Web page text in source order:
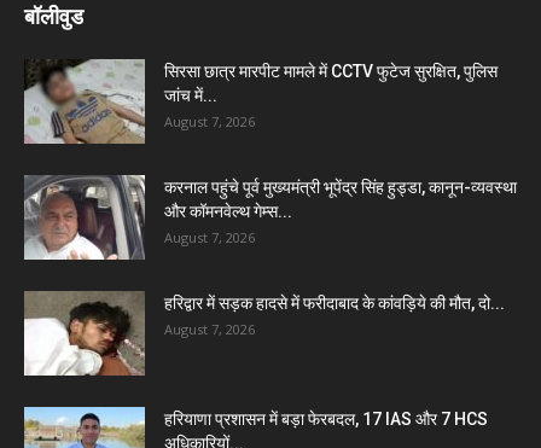
बॉलीवुड
सिरसा छात्र मारपीट मामले में CCTV फुटेज सुरक्षित, पुलिस
जांच में...
August 7, 2026
करनाल पहुंचे पूर्व मुख्यमंत्री भूपेंद्र सिंह हुड्डा, कानून-व्यवस्था
और कॉमनवेल्थ गेम्स...
August 7, 2026
हरिद्वार में सड़क हादसे में फरीदाबाद के कांवड़िये की मौत, दो...
August 7, 2026
हरियाणा प्रशासन में बड़ा फेरबदल, 17 IAS और 7 HCS
अधिकारियों...